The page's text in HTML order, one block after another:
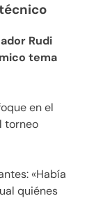
Rudi
tema
en el
torneo
«Había
quiénes